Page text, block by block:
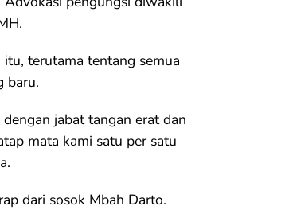
terutama tentang semua
baru.
jabat tangan erat dan
mata kami satu per satu
dari sosok Mbah Darto.